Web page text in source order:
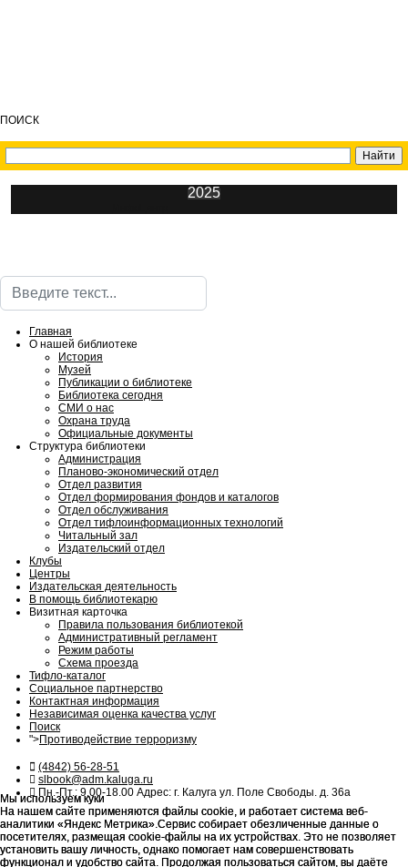
Мы используем куки
На нашем сайте применяются файлы cookie, и работает система веб-
аналитики «Яндекс Метрика».Сервис собирает обезличенные данные о
посетителях, размещая cookie-файлы на их устройствах. Это не позволяет
установить вашу личность, однако помогает нам совершенствовать
функционал и удобство сайта. Продолжая пользоваться сайтом, вы даёте
ПОИСК
2025
Поиск
Главная
О нашей библиотеке
История
Музей
Публикации о библиотеке
Библиотека сегодня
СМИ о нас
Охрана труда
Официальные документы
Структура библиотеки
Администрация
Планово-экономический отдел
Отдел развития
Отдел формирования фондов и каталогов
Отдел обслуживания
Отдел тифлоинформационных технологий
Читальный зал
Издательский отдел
Клубы
Центры
Издательская деятельность
В помощь библиотекарю
Визитная карточка
Правила пользования библиотекой
Административный регламент
Режим работы
Схема проезда
Тифло-каталог
Социальное партнерство
Контактная информация
Независимая оценка качества услуг
Поиск
">Противодействие терроризму
(4842) 56-28-51
slbook@adm.kaluga.ru
Пн.-Пт.: 9.00-18.00 Адрес: г. Калуга ул. Поле Свободы. д. 36а
Мы используем куки
На нашем сайте применяются файлы cookie, и работает система веб-
аналитики «Яндекс Метрика».Сервис собирает обезличенные данные о
посетителях, размещая cookie-файлы на их устройствах. Это не позволяет
установить вашу личность, однако помогает нам совершенствовать
функционал и удобство сайта. Продолжая пользоваться сайтом, вы даёте